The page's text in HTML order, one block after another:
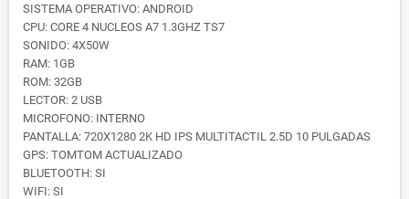
SISTEMA OPERATIVO: ANDROID
CPU: CORE 4 NUCLEOS A7 1.3GHZ TS7
SONIDO: 4X50W
RAM: 1GB
ROM: 32GB
LECTOR: 2 USB
MICROFONO: INTERNO
PANTALLA: 720X1280 2K HD IPS MULTITACTIL 2.5D 10 PULGADAS
GPS: TOMTOM ACTUALIZADO
BLUETOOTH: SI
WIFI: SI